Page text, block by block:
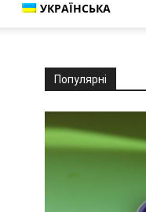
УКРАЇНСЬКА
Популярні